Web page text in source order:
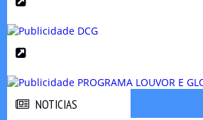
NOTICIAS